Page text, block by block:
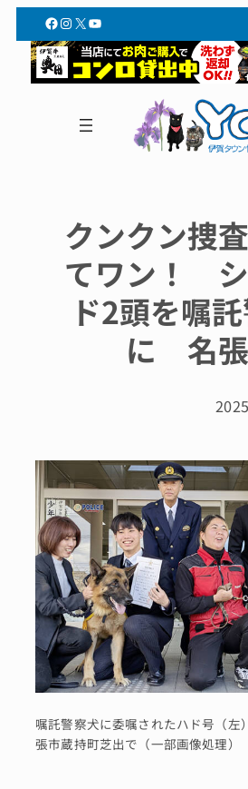
Facebook
Instagram
X YouTube
クンクン捜
てワン！
ド2頭を嘱
に 名
嘱託警察犬に委嘱されたハド号（左
張市蔵持町芝出で（一部画像処理）